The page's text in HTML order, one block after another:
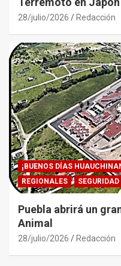
28/julio/2026 Redacción
¡BUENOS DÍAS
REGIONALES
SEGURIDAD
Puebla abrirá un
Animal
28/julio/2026 Redacción